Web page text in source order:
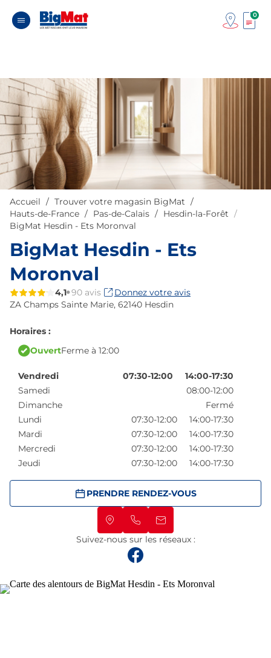
0
Accueil
Trouver votre magasin BigMat
Hauts-de-France
Pas-de-Calais
Hesdin-la-Forêt
BigMat Hesdin - Ets Moronval
BigMat Hesdin - Ets
Moronval
4,1 90 avis
Donnez votre avis
ZA Champs Sainte Marie, 62140 Hesdin
Horaires :
OuvertFerme à 12:00
Vendredi 07:30-12:00
14:00-17:30
Samedi
08:00-12:00
Dimanche
Fermé
Lundi
07:30-12:00
14:00-17:30
Mardi
07:30-12:00
14:00-17:30
Mercredi
07:30-12:00
14:00-17:30
Jeudi
07:30-12:00 14:00-17:30
PRENDRE RENDEZ-VOUS
Suivez-nous sur les réseaux :